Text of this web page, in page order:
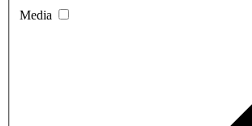
Media